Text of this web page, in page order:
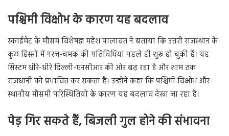
पश्चिमी विक्षोभ के कारण यह बदलाव
स्काईमेट के मौसम विशेषज्ञ महेश पालावत ने बताया कि उत्तरी राजस्थान के
कुछ हिस्सों में गरज-चमक की गतिविधियां पहले ही शुरू हो चुकी हैं। यह
सिस्टम धीरे-धीरे दिल्ली-एनसीआर की ओर बढ़ रहा है और शाम तक
राजधानी को प्रभावित कर सकता है। उन्होंने कहा कि पश्चिमी विक्षोभ और
स्थानीय मौसमी परिस्थितियों के कारण यह बदलाव देखा जा रहा है।
पेड़ गिर सकते हैं, बिजली गुल होने की संभावना